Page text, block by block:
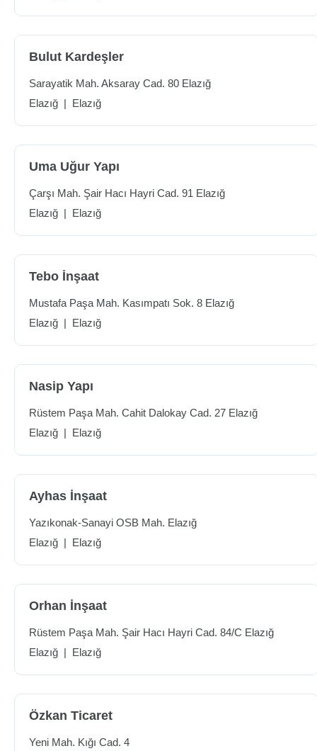
Bulut Kardeşler
Sarayatik Mah. Aksaray Cad. 80 Elazığ
Elazığ | Elazığ
Uma Uğur Yapı
Çarşı Mah. Şair Hacı Hayri Cad. 91 Elazığ
Elazığ | Elazığ
Tebo İnşaat
Mustafa Paşa Mah. Kasımpatı Sok. 8 Elazığ
Elazığ | Elazığ
Nasip Yapı
Rüstem Paşa Mah. Cahit Dalokay Cad. 27 Elazığ
Elazığ | Elazığ
Ayhas İnşaat
Yazıkonak-Sanayi OSB Mah. Elazığ
Elazığ | Elazığ
Orhan İnşaat
Rüstem Paşa Mah. Şair Hacı Hayri Cad. 84/C Elazığ
Elazığ | Elazığ
Özkan Ticaret
Yeni Mah. Kığı Cad. 4